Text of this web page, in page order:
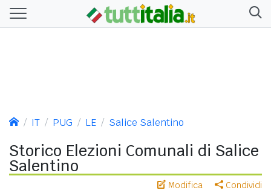
IT PUG LE Salice Salentino
Storico Elezioni Comunali di Salice
Salentino
Modifica Condividi